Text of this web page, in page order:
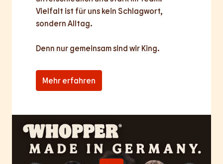
Vielfalt ist für uns kein Schlagwort,
sondern Alltag.
Denn nur gemeinsamsind wir King.
Mehr erfahren